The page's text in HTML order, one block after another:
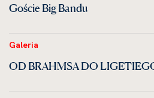
Goście Big Bandu
Galeria
OD BRAHMSA DO